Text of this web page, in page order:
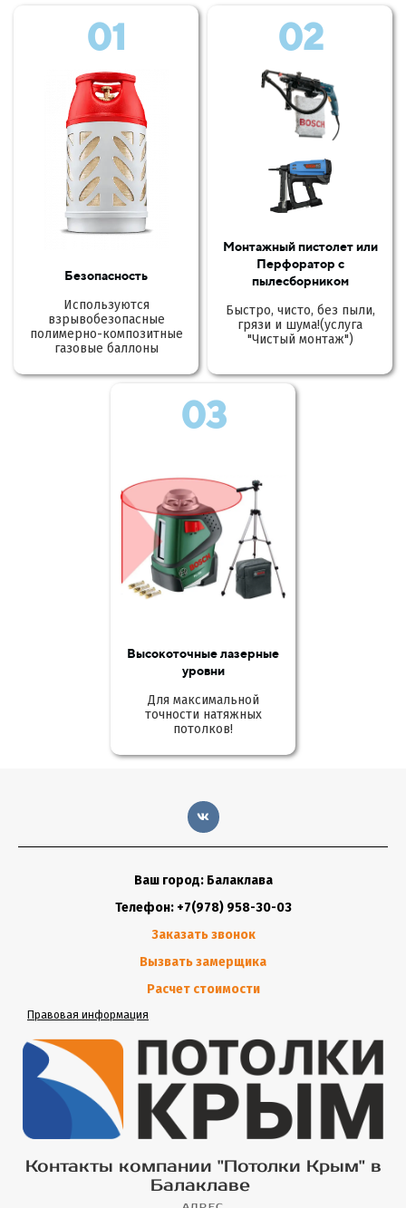
01
Безопасность
Используются
взрывобезопасные
полимерно-композитные
газовые баллоны
02
Монтажный пистолет или
Перфоратор с
пылесборником
Быстро, чисто, без пыли,
грязи и шума!(услуга
"Чистый монтаж")
03
Высокоточные лазерные
уровни
Для максимальной
точности натяжных
потолков!
Ваш город: Балаклава
Телефон: +7(978) 958-30-03
Заказать звонок
Вызвать замерщика
Расчет стоимости
Правовая информация
Контакты компании "Потолки Крым" в
Балаклаве